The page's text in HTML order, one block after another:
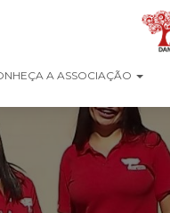
A ASSOCIAÇÃO